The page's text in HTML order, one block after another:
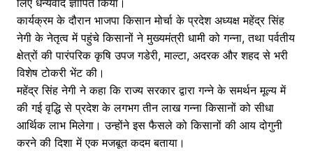
o
o
k
p
p
n
g
er
m
लिए धन्यवाद ज्ञापित किया।
कार्यक्रम के दौरान भाजपा किसान मोर्चा के प्रदेश अध्यक्ष महेंद्र सिंह
नेगी के नेतृत्व में पहुंचे किसानों ने मुख्यमंत्री धामी को गन्ना, तथा पर्वतीय
क्षेत्रों की पारंपरिक कृषि उपज गडेरी, माल्टा, अदरक और शहद से भरी
विशेष टोकरी भेंट की।
महेंद्र सिंह नेगी ने कहा कि राज्य सरकार द्वारा गन्ने के समर्थन मूल्य में
की गई वृद्धि से प्रदेश के लगभग तीन लाख गन्ना किसानों को सीधा
आर्थिक लाभ मिलेगा। उन्होंने इस फैसले को किसानों की आय दोगुनी
करने की दिशा में एक मजबूत कदम बताया।